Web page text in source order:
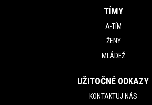
TÍMY
A-TÍM
ŽENY
MLÁDEŽ
UŽITOČNÉ ODKAZY
KONTAKTUJ NÁS